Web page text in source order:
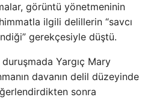
görüntü yönetmeninin
ilgili delillerin “savcı
gerekçesiyle düştü.
Yargıç Mary
davanın delil düzeyinde
sonra